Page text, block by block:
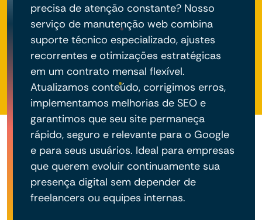
precisa de atenção constante? Nosso
serviço de manutenção web combina
suporte técnico especializado, ajustes
recorrentes e otimizações estratégicas
em um contrato mensal flexível.
Atualizamos conteúdo, corrigimos erros,
implementamos melhorias de SEO e
garantimos que seu site permaneça
rápido, seguro e relevante para o Google
e para seus usuários. Ideal para empresas
que querem evoluir continuamente sua
presença digital sem depender de
freelancers ou equipes internas.